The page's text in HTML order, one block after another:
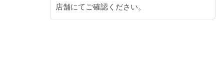
店舗にてご確認ください。